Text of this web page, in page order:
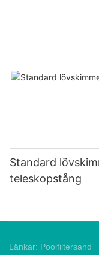
Standard
teleskopstång
Länkar: Poolfiltersand